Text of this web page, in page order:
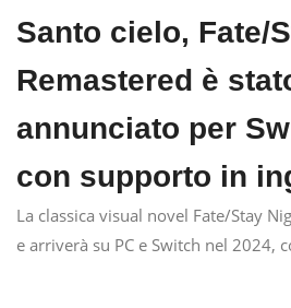
Santo cielo, Fate/
Remastered è
annunciato per
con supporto in
La classica visual novel Fate/Stay
e arriverà su PC e Switch nel 2024,